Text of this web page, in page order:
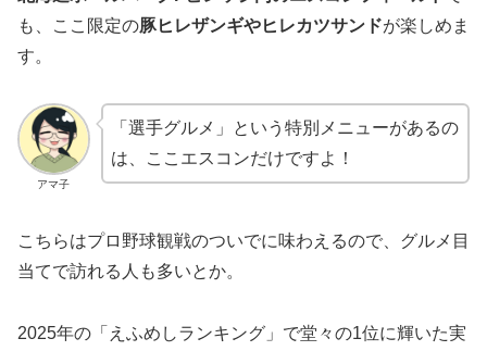
も、ここ限定の豚ヒレザンギやヒレカツサンドが楽しめま
す。
アマ子
「選手グルメ」という特別メニューがあるの
は、ここエスコンだけですよ！
こちらはプロ野球観戦のついでに味わえるので、グルメ目
当てで訪れる人も多いとか。
2025年の「えふめしランキング」で堂々の1位に輝いた実